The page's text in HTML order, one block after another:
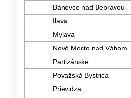
Bánovce nad Bebravou
Ilava
Myjava
Nové Mesto nad Váhom
Partizánske
Považská Bystrica
Prievidza